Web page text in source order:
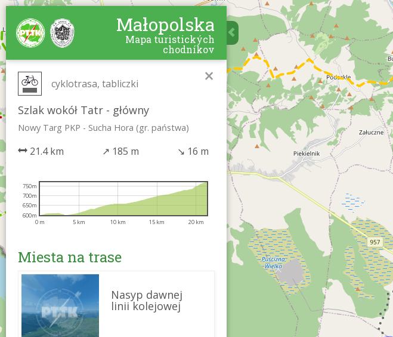
Małopolska
Mapa turistických
chodníkov
×
cyklotrasa, tabliczki
Szlak wokół Tatr - główny
Nowy Targ PKP - Sucha Hora (gr. państwa)
21.4 km ↗ 185 m ↘ 16 m
0 m 5 km 10 km 15 km 20 km
600m
650m
700m
750m
Miesta na trase
Nasyp dawnej
linii kolejowej